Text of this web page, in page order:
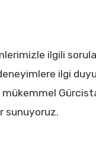
ilgili
ilgi
sunuyoruz.